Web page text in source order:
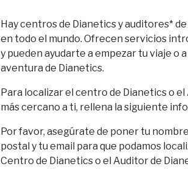
Hay centros de Dianetics y auditores*
en todo el mundo. Ofrecen servicios
y pueden ayudarte a empezar tu viaje o
aventura de Dianetics.
Para localizar el centro de Dianetics o
más cercano a ti, rellena la siguiente
Por favor, asegúrate de poner tu
postal y tu email para que podamos
Centro de Dianetics o el Auditor de